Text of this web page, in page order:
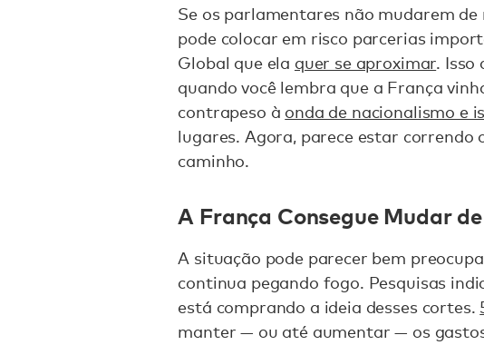
Se os parlamentares não mudarem
pode colocar em risco parcerias
Global que ela quer se aproximar. Isso
quando você lembra que a França
contrapeso à onda de nacionalismo e
lugares. Agora, parece estar correndo
caminho.
A França Consegue Mudar
A situação pode parecer bem
continua pegando fogo. Pesquisas
está comprando a ideia desses cortes.
manter — ou até aumentar — os